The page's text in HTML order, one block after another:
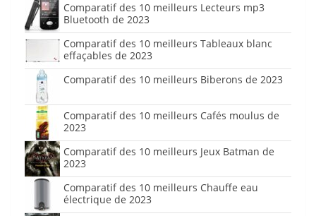
Comparatif des 10 meilleurs Lecteurs mp3
Bluetooth de 2023
Comparatif des 10 meilleurs Tableaux blanc
effaçables de 2023
Comparatif des 10 meilleurs Biberons de 2023
Comparatif des 10 meilleurs Cafés moulus de
2023
Comparatif des 10 meilleurs Jeux Batman de
2023
Comparatif des 10 meilleurs Chauffe eau
électrique de 2023